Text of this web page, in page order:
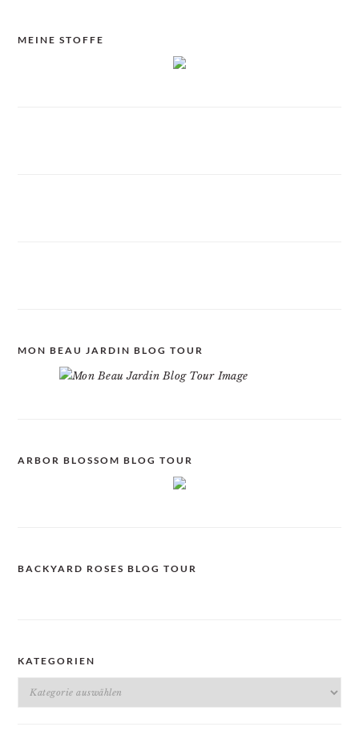
MEINE STOFFE
MON BEAU JARDIN BLOG TOUR
ARBOR BLOSSOM BLOG TOUR
BACKYARD ROSES BLOG TOUR
KATEGORIEN
Kategorien